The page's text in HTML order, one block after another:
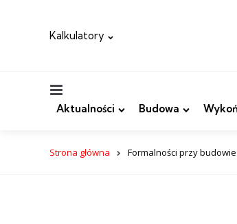
Kalkulatory
Aktualności Budowa
Strona główna Formalności przy